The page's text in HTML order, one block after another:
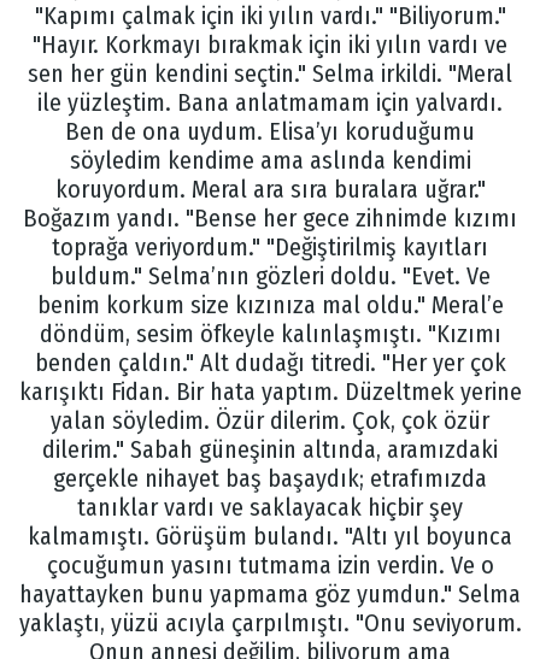
"Kapımı çalmak için iki yılın vardı." "Biliyorum."
"Hayır. Korkmayı bırakmak için iki yılın vardı ve
sen her gün kendini seçtin." Selma irkildi. "Meral
ile yüzleştim. Bana anlatmamam için yalvardı.
Ben de ona uydum. Elisa’yı koruduğumu
söyledim kendime ama aslında kendimi
koruyordum. Meral ara sıra buralara uğrar."
Boğazım yandı. "Bense her gece zihnimde kızımı
toprağa veriyordum." "Değiştirilmiş kayıtları
buldum." Selma’nın gözleri doldu. "Evet. Ve
benim korkum size kızınıza mal oldu." Meral’e
döndüm, sesim öfkeyle kalınlaşmıştı. "Kızımı
benden çaldın." Alt dudağı titredi. "Her yer çok
karışıktı Fidan. Bir hata yaptım. Düzeltmek yerine
yalan söyledim. Özür dilerim. Çok, çok özür
dilerim." Sabah güneşinin altında, aramızdaki
gerçekle nihayet baş başaydık; etrafımızda
tanıklar vardı ve saklayacak hiçbir şey
kalmamıştı. Görüşüm bulandı. "Altı yıl boyunca
çocuğumun yasını tutmama izin verdin. Ve o
hayattayken bunu yapmama göz yumdun." Selma
yaklaştı, yüzü acıyla çarpılmıştı. "Onu seviyorum.
Onun annesi değilim, biliyorum ama